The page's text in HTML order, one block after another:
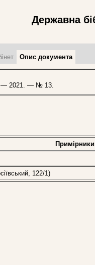
Державна
Опис документа
— 2021. — № 13.
Примірники
122/1)